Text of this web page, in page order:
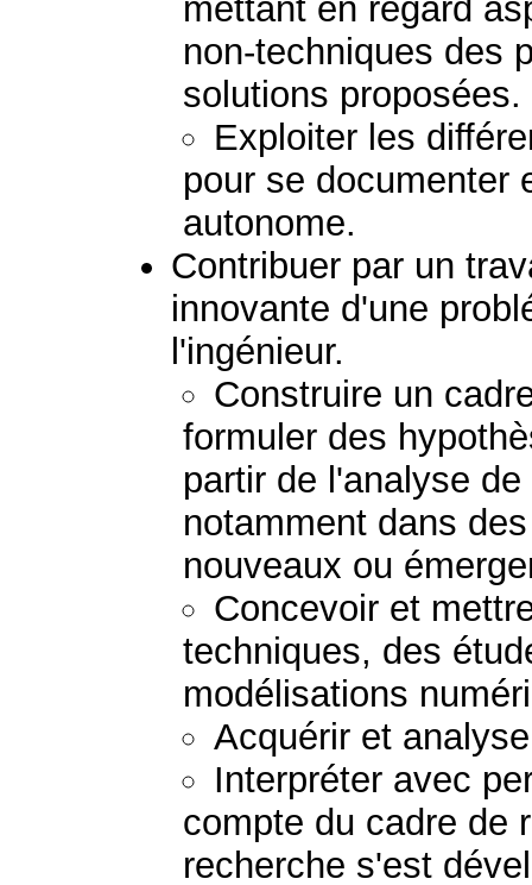
mettant en regard
non-techniques des
solutions proposées.
Exploiter les
pour se documenter
autonome.
Contribuer par un
innovante d'une
l'ingénieur.
Construire un
formuler des
partir de l'analyse
notamment dans
nouveaux ou
Concevoir et
techniques, des
modélisations
Acquérir et
Interpréter avec
compte du cadre de
recherche s'est